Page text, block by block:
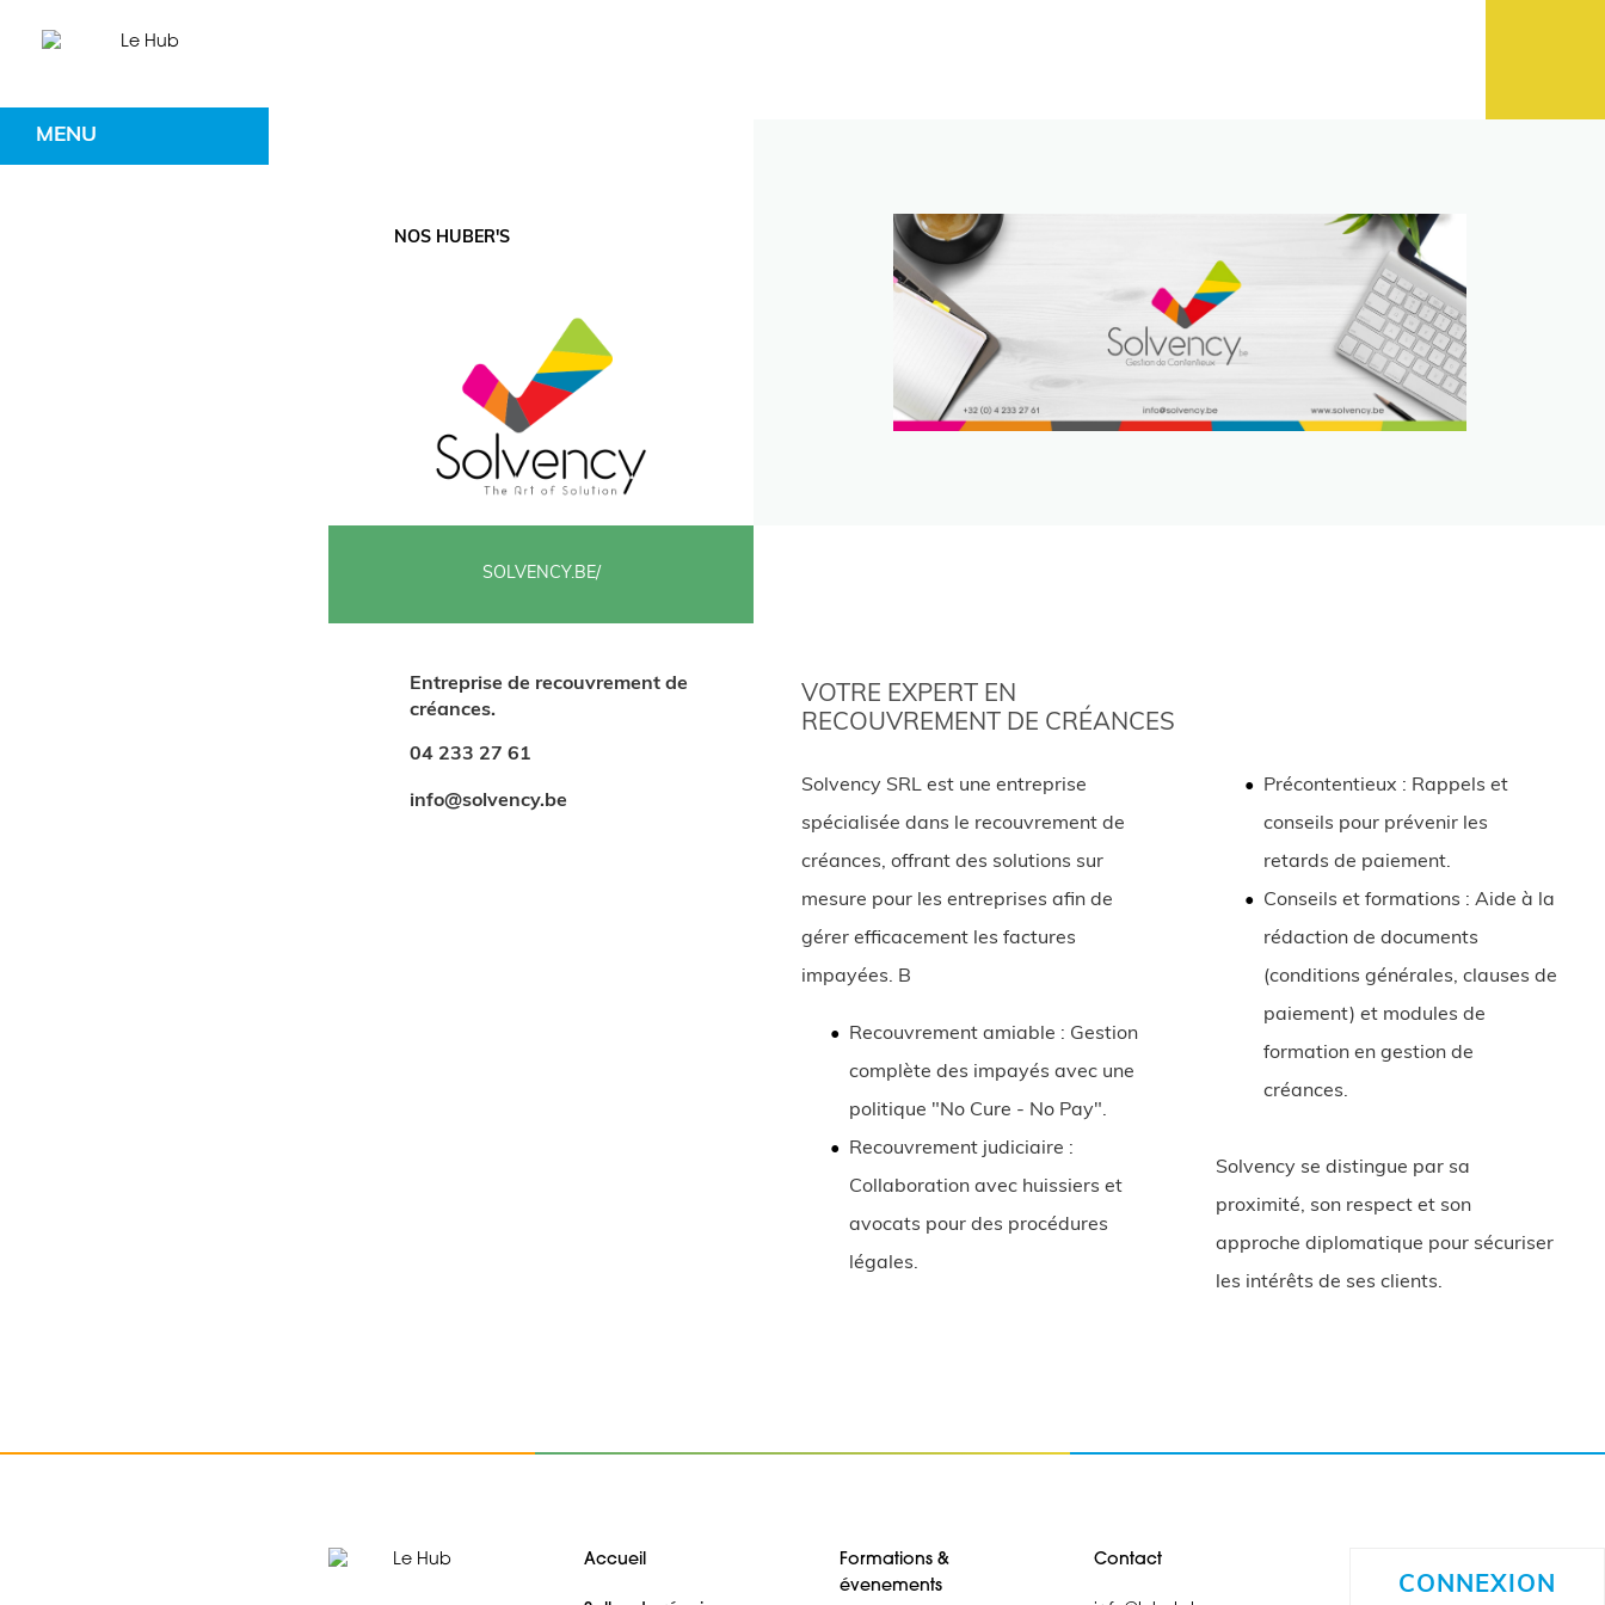
MENU
NOS HUBER'S
SOLVENCY.BE/
Entreprise de recouvrement de
créances.
04 233 27 61
info@solvency.be
VOTRE EXPERT EN
RECOUVREMENT DE CRÉANCES
Solvency SRL est une entreprise
spécialisée dans le recouvrement de
créances, offrant des solutions sur
mesure pour les entreprises afin de
gérer efficacement les factures
impayées. B
Recouvrement amiable : Gestion
complète des impayés avec une
politique "No Cure - No Pay".
Recouvrement judiciaire :
Collaboration avec huissiers et
avocats pour des procédures
légales.
Précontentieux : Rappels et
conseils pour prévenir les
retards de paiement.
Conseils et formations : Aide à la
rédaction de documents
(conditions générales, clauses de
paiement) et modules de
formation en gestion de
créances.
Solvency se distingue par sa
proximité, son respect et son
approche diplomatique pour sécuriser
les intérêts de ses clients.
Accueil
Formations &
évenements
Contact
CONNEXION